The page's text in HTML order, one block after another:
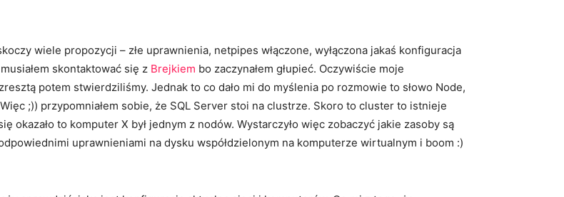
wiele propozycji – złe uprawnienia, netpipes włączone, wyłączona jakaś konfiguracja
skontaktować się z Brejkiem bo zaczynałem głupieć. Oczywiście moje
potem stwierdziliśmy. Jednak to co dało mi do myślenia po rozmowie to słowo Node,
;)) przypomniałem sobie, że SQL Server stoi na clustrze. Skoro to cluster to istnieje
to komputer X był jednym z nodów. Wystarczyło więc zobaczyć jakie zasoby są
uprawnieniami na dysku współdzielonym na komputerze wirtualnym i boom :)